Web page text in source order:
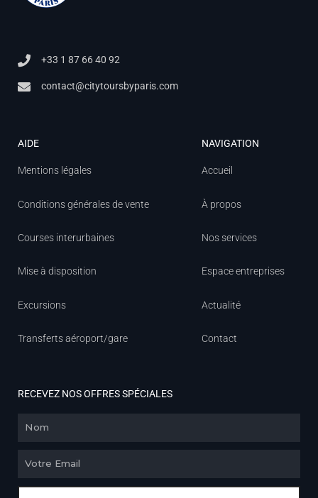
+33 1 87 66 40 92
contact@citytoursbyparis.com
AIDE
Mentions légales
Conditions générales de vente
Courses interurbaines
Mise à disposition
Excursions
Transferts aéroport/gare
NAVIGATION
Accueil
À propos
Nos services
Espace entreprises
Actualité
Contact
RECEVEZ NOS OFFRES SPÉCIALES